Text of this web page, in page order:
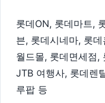
롯데ON, 롯데마트,
븐, 롯데시네마, 롯
월드몰, 롯데면세점,
JTB 여행사, 롯데렌
루팝 등